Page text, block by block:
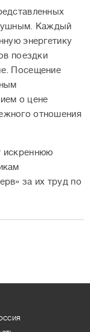
Каждый
энергетику
поездки
Посещение
о цене
отношения
искреннюю
за их труд по